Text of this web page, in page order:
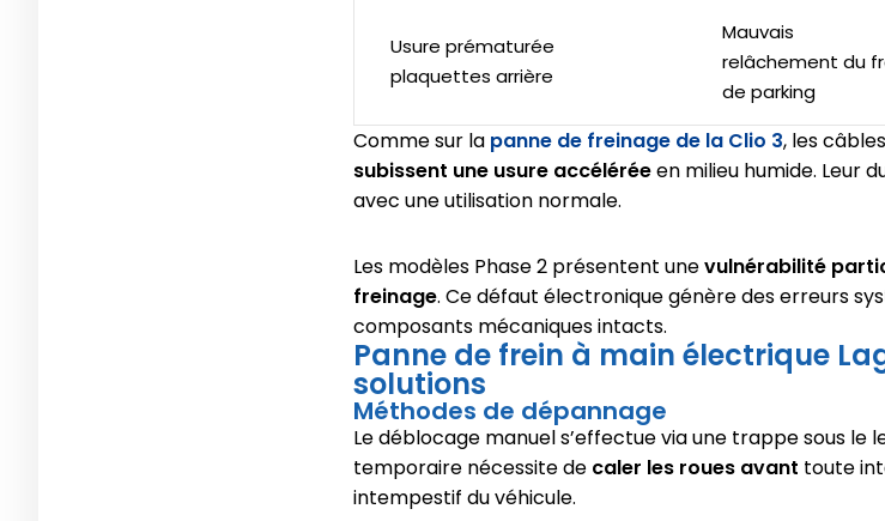
Usure prématurée
plaquettes arrière
Mauvais
relâchement du
de parking
Comme sur la panne de freinage de la Clio 3, les
subissent une usure accéléréeen milieu humide. Leur
avec une utilisation normale.
Les modèles Phase 2 présentent unevulnérabilité
freinage. Ce défaut électronique génère des erreurs
composants mécaniques intacts.
Panne de frein à main électrique
solutions
Méthodes de dépannage
Le déblocage manuel s’effectue via une trappe sous le
temporaire nécessite de caler les roues avant toute
intempestif du véhicule.